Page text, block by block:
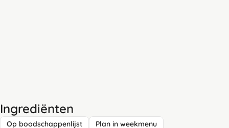
Ingrediënten
Op boodschappenlijst Plan in weekmenu